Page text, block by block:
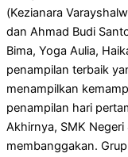
(Kezianara
dan Ahmad Budi
Bima, Yoga Aulia,
penampilan terbaik
menampilkan
penampilan hari
Akhirnya, SMK
membanggakan.